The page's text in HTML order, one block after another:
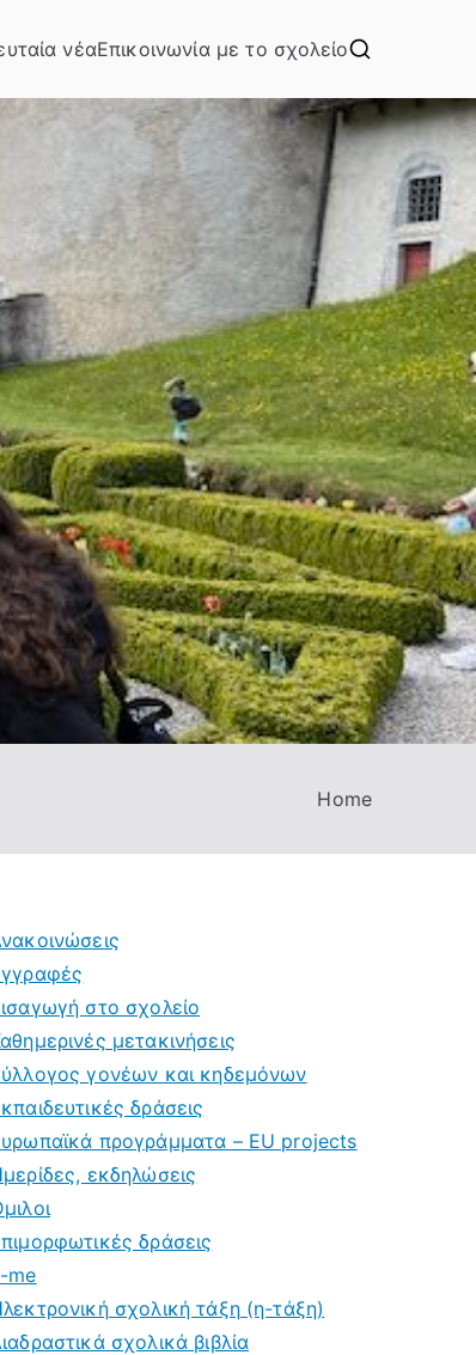
νέαΕπικοινωνία με το σχολείο
Home
στο σχολείο
μετακινήσεις
γονέων και κηδεμόνων
δράσεις
προγράμματα – EU projects
εκδηλώσεις
δράσεις
me
σχολική τάξη (η-τάξη)
σχολικά βιβλία